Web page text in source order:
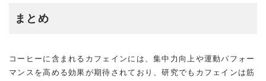
まとめ
コーヒーに含まれるカフェインには、集中力向上や運動パフォー
マンスを高める効果が期待されており、研究でもカフェインは筋